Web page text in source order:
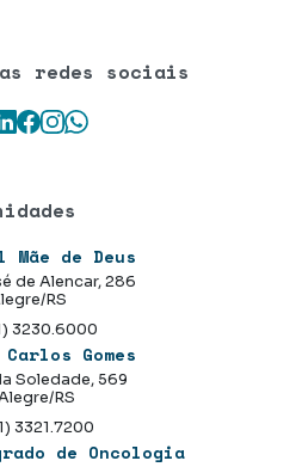
redes sociais
Facebook
Instagram
WhatsApp
Mãe de Deus
de Alencar, 286
RS
3230.6000
Gomes
Soledade, 569
RS
3321.7200
de Oncologia